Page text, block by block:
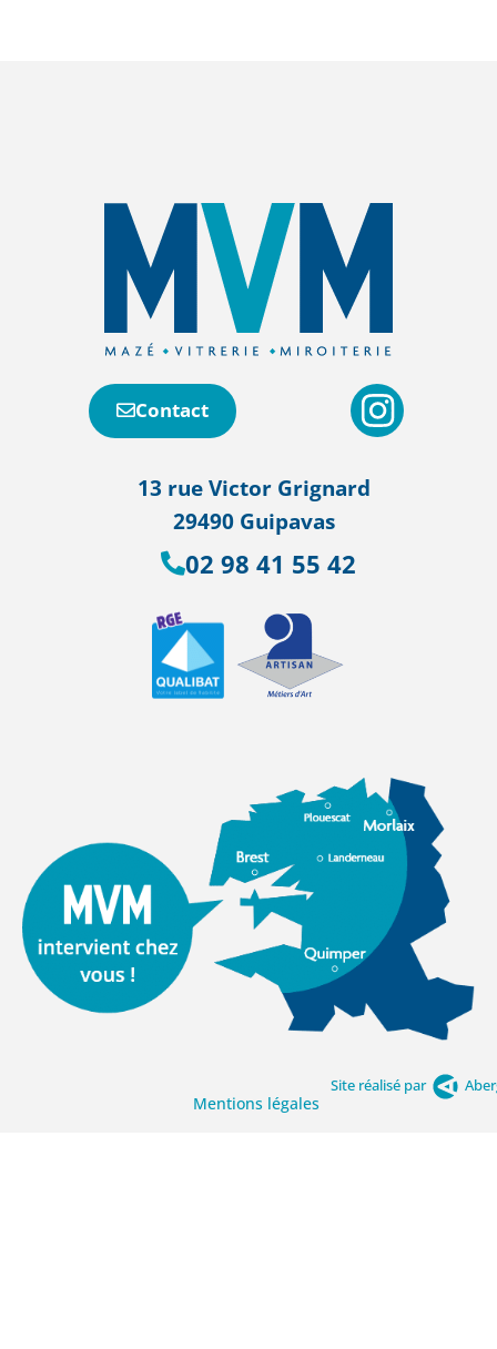
Contact
13 rue Victor Grignard
29490 Guipavas
02 98 41 55 42
Mentions légales
Site réalisé par